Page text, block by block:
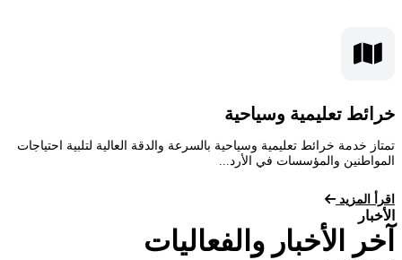
خرائط تعليمية وسياحية
تمتاز خدمة خرائط تعليمية وسياحية بالسرعة والدقة العالية لتلبية احتياجات
المواطنين والمؤسسات في الأرد...
اقرأ المزيد
الأخبار
آخر الأخبار والفعاليات